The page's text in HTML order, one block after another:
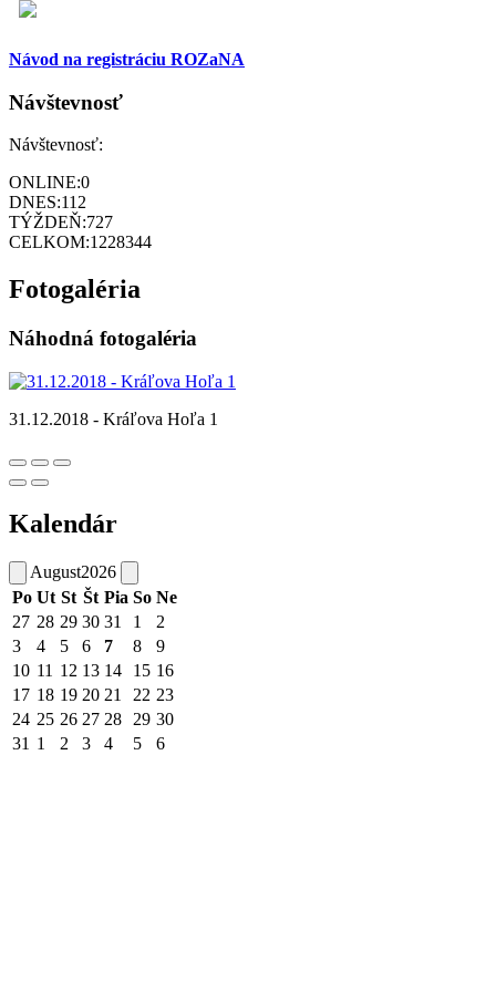
Návod na registráciu ROZaNA
Návštevnosť
Návštevnosť:
ONLINE:0
DNES:112
TÝŽDEŇ:727
CELKOM:1228344
Fotogaléria
Náhodná fotogaléria
31.12.2018 - Kráľova Hoľa 1
Kalendár
August2026
Po Ut St Št Pia So Ne
27 28 29 30 31 1
2
3
4 5 6 7 8
9
10 11 12 13 14 15 16
17 18 19 20 21 22 23
24 25 26 27 28 29 30
31 1 2 3 4 5 6